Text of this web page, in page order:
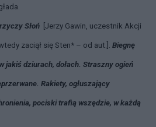
Słoń [Jerzy Gawin, uczestnik Akcji
zaciął się Sten* – od aut.]. Biegnę
jakiś dziurach, dołach. Straszny ogień
Rakiety, ogłuszający
pociski trafią wszędzie, w każdą